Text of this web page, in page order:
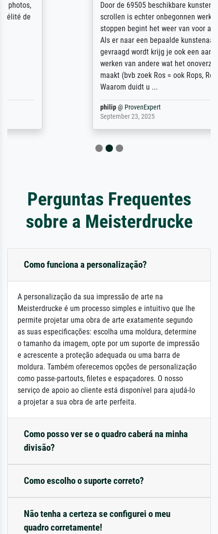
Door de 69505 beschikbare kunstenaars
scrollen is echter onbegonnen werk (na
stoppen begint het weer van voor af aan).
Als er naar een bepaalde kunstenaar
gevraagd wordt krijg je ook een aantal
werken van andere wat het onoverzichtelijk
maakt (bvb zoek Ros = ook Rops, Rose etc).
ProvenExpert
Perguntas Frequentes
sobre a Meisterdrucke
Como funciona a personalização?
A personalização da sua impressão de arte na
Meisterdrucke é um processo simples e intuitivo que lhe
permite projetar uma obra de arte exatamente segundo
as suas especificações: escolha uma moldura, determine
o tamanho da imagem, opte por um suporte de impressão
e acrescente a proteção adequada ou uma barra de
moldura. Também oferecemos opções de personalização
como passe-partouts, filetes e espaçadores. O nosso
serviço de apoio ao cliente está disponível para ajudá-lo
a projetar a sua obra de arte perfeita.
Como posso ver se o quadro caberá na minha
divisão?
Como escolho o suporte correto?
Não tenha a certeza se configurei o meu
quadro corretamente!